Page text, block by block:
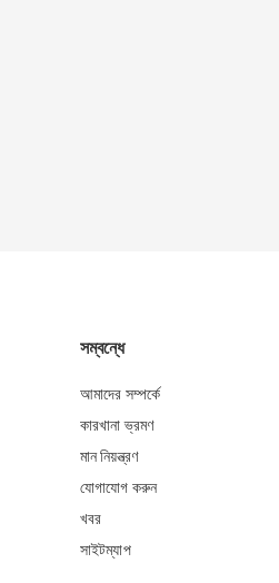
সম্বন্ধে
আমাদের সম্পর্কে
কারখানা ভ্রমণ
মান নিয়ন্ত্রণ
যোগাযোগ করুন
খবর
সাইটম্যাপ